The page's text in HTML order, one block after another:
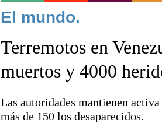
Noticias
Deportes
El mundo.
Terremotos en
muertos y 4000
Las autoridades mantienen
más de 150 los desaparecidos.